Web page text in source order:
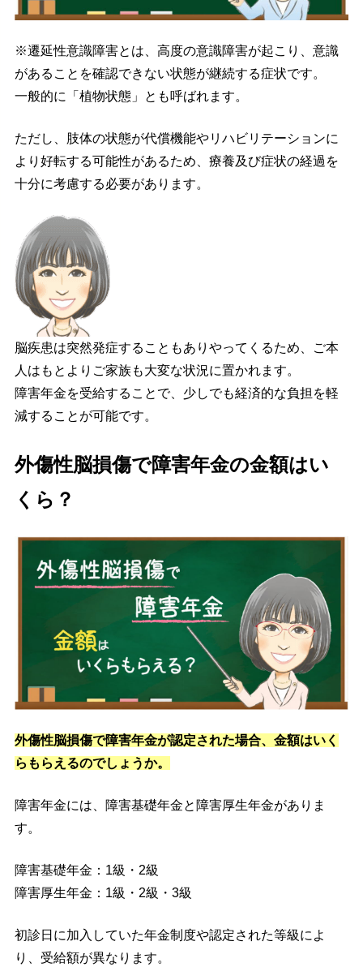
※遷延性意識障害とは、高度の意識障害が起こり、意識
があることを確認できない状態が継続する症状です。
一般的に「植物状態」とも呼ばれます。
ただし、肢体の状態が代償機能やリハビリテーションに
より好転する可能性があるため、療養及び症状の経過を
十分に考慮する必要があります。
脳疾患は突然発症することもありやってくるため、ご本
人はもとよりご家族も大変な状況に置かれます。
障害年金を受給することで、少しでも経済的な負担を軽
減することが可能です。
外傷性脳損傷で障害年金の金額はい
くら？
外傷性脳損傷で障害年金が認定された場合、金額はいく
らもらえるのでしょうか。
障害年金には、障害基礎年金と障害厚生年金がありま
す。
障害基礎年金：1級・2級
障害厚生年金：1級・2級・3級
初診日に加入していた年金制度や認定された等級によ
り、受給額が異なります。